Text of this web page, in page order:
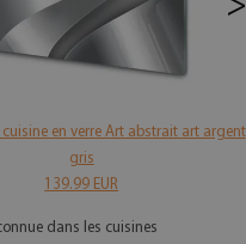
cuisine en verre Art abstrait art argent
gris
139.99 EUR
dans les cuisines